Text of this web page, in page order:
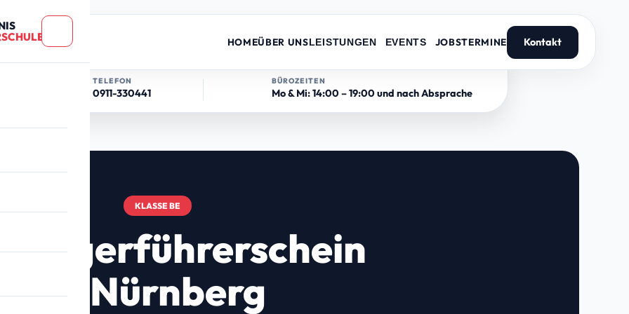
HOMEÜBER UNSLEISTUNGEN EVENTS JOBSTERMINE Kontakt
TELEFON
0911-330441
BÜROZEITEN
Mo & Mi: 14:00 – 19:00 und nach Absprache
KLASSE BE
in Nürnberg